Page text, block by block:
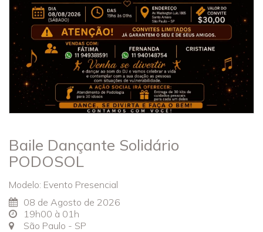
Baile Dançante Solidário
PODOSOL
Modelo: Evento Presencial
08 de Agosto de 2026
19h00 à 01h
São Paulo - SP